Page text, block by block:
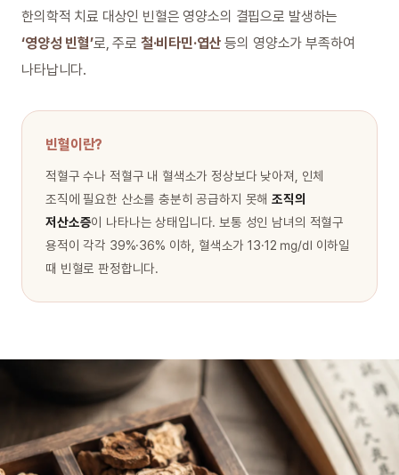
한의학적 치료 대상인 빈혈은 영양소의 결핍으로 발생하는
‘영양성 빈혈’로, 주로 철·비타민·엽산 등의 영양소가 부족하여
나타납니다.
빈혈이란?
적혈구 수나 적혈구 내 혈색소가 정상보다 낮아져, 인체
조직에 필요한 산소를 충분히 공급하지 못해조직의
저산소증이 나타나는 상태입니다. 보통 성인 남녀의 적혈구
용적이 각각 39%·36% 이하, 혈색소가 13·12 ㎎/㎗ 이하일
때 빈혈로 판정합니다.